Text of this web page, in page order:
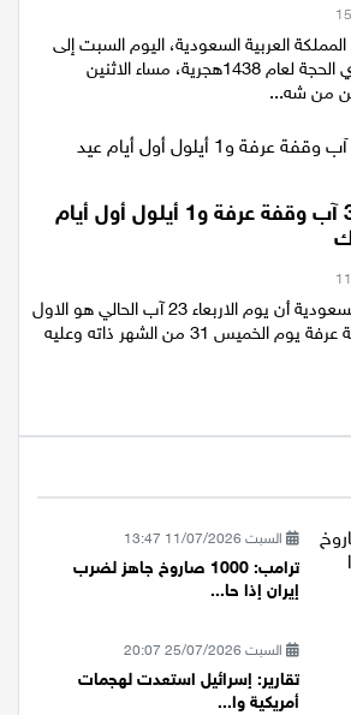
العربية السعودية، اليوم السبت إلى
تحري رؤية هلال شهر ذي الحجة لعام 1438هجرية، مساء الاثنين
من شه...
السعودية تعلن: 31 آب وقفة عرفة و1 أيلول أول أيام
أعلنت المملكة العربية السعودية أن يوم الاربعاء 23 آب الحالي هو الاول
من ذي الحجة، وأن وقفة عرفة يوم الخميس 31 من الشهر ذاته وعليه
السبت 11/07/2026 13:47
ترامب: 1000 صاروخ جاهز لضرب
إيران إذا حا...
السبت 25/07/2026 20:07
تقارير: إسرائيل استعدت لهجمات
أمريكية وا...